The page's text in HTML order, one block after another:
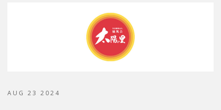
AUG 23 2024